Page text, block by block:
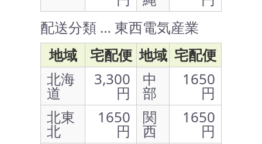
配送分類 … 東西電気産業
地域
宅配便 地域 宅配便
北海
道
3,300
円
中
部
1650
円
北東
北
1650
円
関
西
1650
円